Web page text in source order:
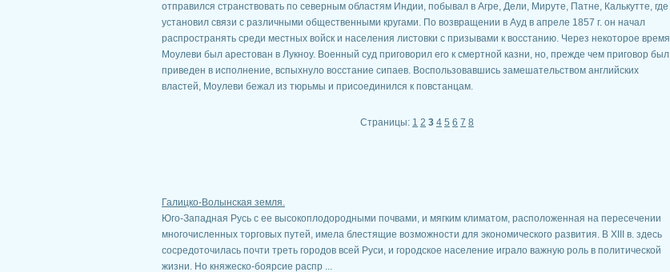
отправился странствовать по северным областям Индии, побывал в Агре, Дели, Мируте, Патне, Калькутте, где
установил связи с различными общественными кругами. По возвращении в Ауд в апреле 1857 г. он начал
распространять среди местных войск и населения листовки с призывами к восстанию. Через некоторое время
Моулеви был арестован в Лукноу. Военный суд приговорил его к смертной казни, но, прежде чем приговор был
приведен в исполнение, вспыхнуло восстание сипаев. Воспользовавшись замешательством английских
властей, Моулеви бежал из тюрьмы и присоединился к повстанцам.
Страницы: 1 2 3 4 5 6 7 8
Галицко-Волынская земля.
Юго-Западная Русь с ее высокоплодородными почвами, и мягким климатом, расположенная на пересечении
многочисленных торговых путей, имела блестящие возможности для экономического развития. В ХIII в. здесь
сосредоточилась почти треть городов всей Руси, и городское население играло важную роль в политической
жизни. Но княжеско-боярсие распр ...